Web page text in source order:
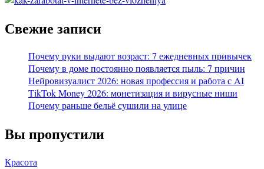
Свежие записи
Почему руки выдают возраст: 7 ежедневных привычек
Почему в доме постоянно появляется пыль: 7 причин
Нейровизуалист 2026: новая профессия и работа с AI
TikTok Money 2026: монетизация и вирусные ниши
Почему раньше бельё сушили на улице
Вы пропустили
Красота